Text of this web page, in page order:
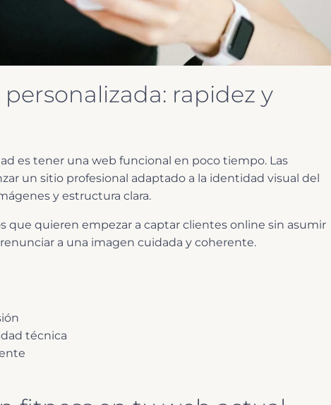
rapidez y
es tener una web funcional en poco tiempo. Las
un sitio profesional adaptado a la identidad visual del
y estructura clara.
que quieren empezar a captar clientes online sin asumir
a una imagen cuidada y coherente.
técnica